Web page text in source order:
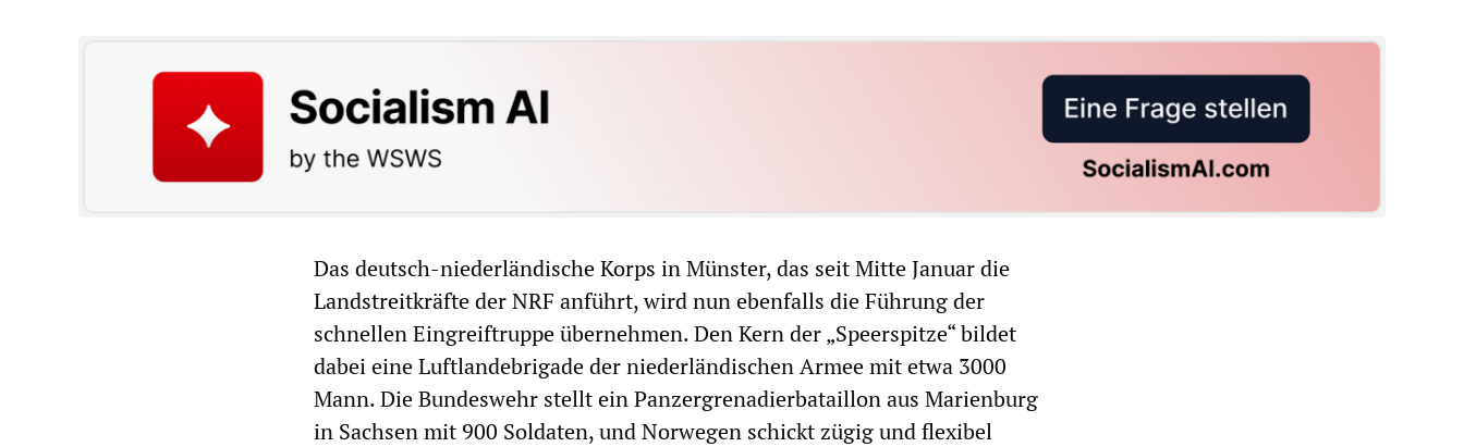
Das deutsch-niederländische Korps in Münster, das seit Mitte Januar die
Landstreitkräfte der NRF anführt, wird nun ebenfalls die Führung der
schnellen Eingreiftruppe übernehmen. Den Kern der „Speerspitze“ bildet
dabei eine Luftlandebrigade der niederländischen Armee mit etwa 3000
Mann. Die Bundeswehr stellt ein Panzergrenadierbataillon aus Marienburg
in Sachsen mit 900 Soldaten, und Norwegen schickt zügig und flexibel